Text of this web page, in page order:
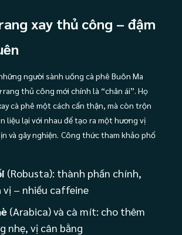
xay thủ công – đậm
người sành uống cà phê Buôn Ma
thủ công mới chính là “chân ái”. Họ
cà phê một cách cẩn thận, mà còn trộn
liệu lại với nhau để tạo ra một hương vị
và gây nghiện. Công thức tham khảo phổ
(Robusta): thành phần chính,
vị – nhiều caffeine
(Arabica) và cà mít: cho thêm
nhẹ, vị cân bằng